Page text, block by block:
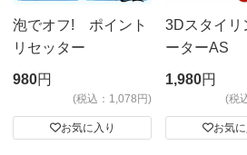
泡でオフ! ポイント
リセッター
980円
(税込：1,078円)
お気に入り
3Dスタイリ
ーターAS
ビッグサイ
1,980円
(税
お気